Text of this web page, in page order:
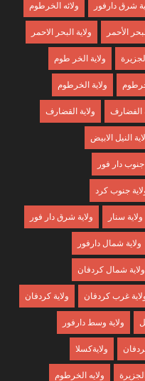
شرق دارفور ولائه الخرطوم
الأحمر ولاية البحر الاحمر
ولاية الخر طوم
ولاية الخرطوم
الفضارف ولاية القضارف
النيل الابيض
جنوب دار فور
جنوب كرد
ولاية سنار ولاية شرق دار فور
ولاية شمال دارفور
ولاية شمال كردفان
غرب كردفان ولاية كردفان
ولاية وسط دارفور
ولايةكسلا
ولايه الخرطوم